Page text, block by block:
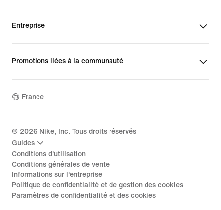
Entreprise
Promotions liées à la communauté
France
© 2026 Nike, Inc. Tous droits réservés
Guides
Conditions d'utilisation
Conditions générales de vente
Informations sur l'entreprise
Politique de confidentialité et de gestion des cookies
Paramètres de confidentialité et des cookies